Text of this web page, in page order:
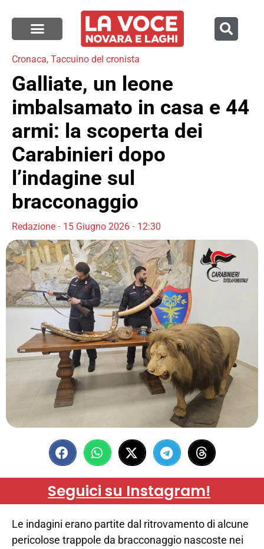
Cronaca, Taccuino del cronista
Galliate, un leone
imbalsamato in casa e 44
armi: la scoperta dei
Carabinieri dopo
l’indagine sul
bracconaggio
Redazione 15 Giugno 2026 12:30
Seguici su Instagram!
Le indagini erano partite dal ritrovamento di alcune
pericolose trappole da bracconaggio nascoste nei